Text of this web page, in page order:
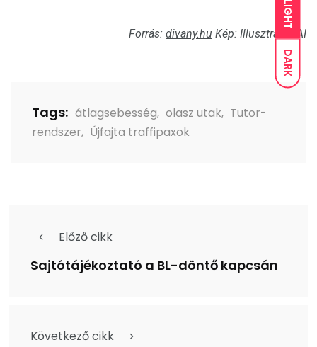
LIGHT
DARK
Forrás: divany.hu Kép: Illusztráció AI
Tags: átlagsebesség, olasz utak, Tutor-
rendszer, Újfajta traffipaxok
Előző cikk
Sajtótájékoztató a BL-döntő kapcsán
Következő cikk